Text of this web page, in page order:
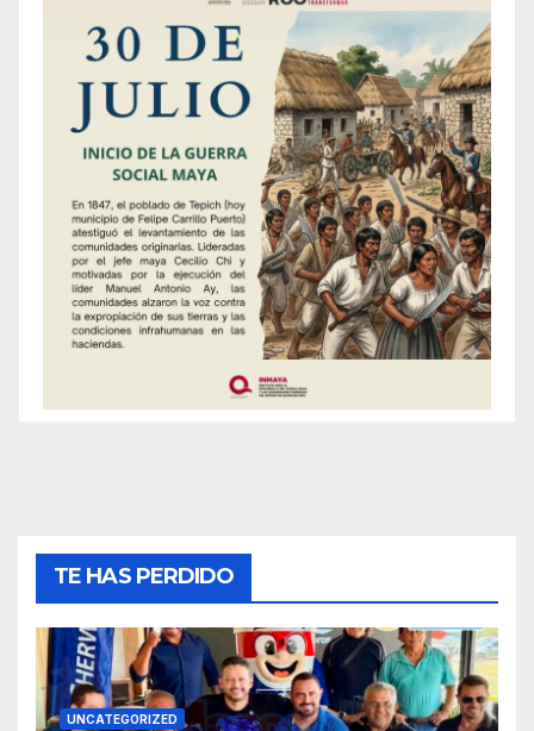
TE HAS PERDIDO
UNCATEGORIZED